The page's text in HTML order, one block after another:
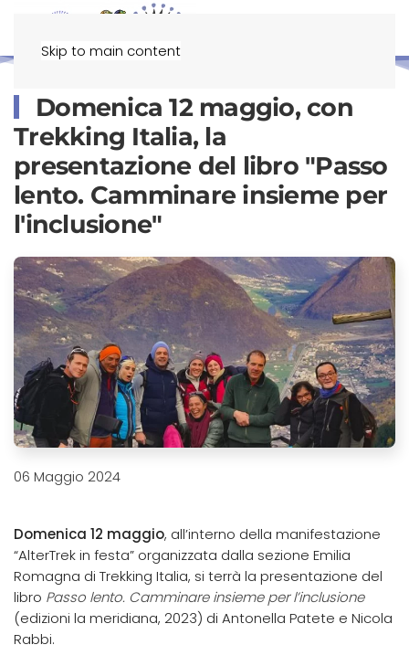
Skip to main content
Domenica 12 maggio, con
Trekking Italia, la
presentazione del libro "Passo
lento. Camminare insieme per
l'inclusione"
06 Maggio 2024
Domenica 12 maggio, all’interno della manifestazione
“AlterTrek in festa” organizzata dalla sezione Emilia
Romagna di Trekking Italia, si terrà la presentazione del
libro Passo lento. Camminare insieme per l’inclusione
(edizioni la meridiana, 2023) di Antonella Patete e Nicola
Rabbi.